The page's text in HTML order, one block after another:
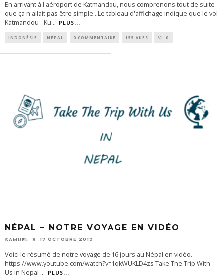
En arrivant à l'aéroport de Katmandou, nous comprenons tout de suite
que ça n'allait pas être simple...Le tableau d'affichage indique que le vol
Katmandou - Ku... PLUS...
INDONÉSIE NÉPAL 0 COMMENTAIRE 155 VUES 0
NÉPAL – NOTRE VOYAGE EN VIDÉO
SAMUEL 17 OCTOBRE 2019
Voici le résumé de notre voyage de 16 jours au Népal en vidéo.
https://www.youtube.com/watch?v=1qkWUKLD4zs Take The Trip With
Us in Nepal ... PLUS...